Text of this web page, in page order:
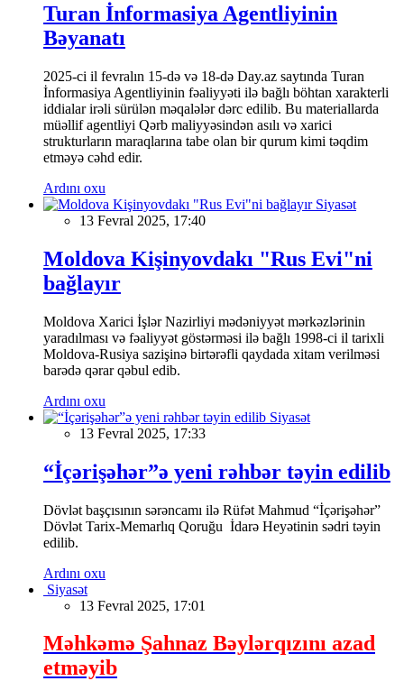
Turan İnformasiya Agentliyinin
Bəyanatı
2025-ci il fevralın 15-də və 18-də Day.az saytında Turan
İnformasiya Agentliyinin fəaliyyəti ilə bağlı böhtan xarakterli
iddialar irəli sürülən məqalələr dərc edilib. Bu materiallarda
müəllif agentliyi Qərb maliyyəsindən asılı və xarici
strukturların maraqlarına tabe olan bir qurum kimi təqdim
etməyə cəhd edir.
Ardını oxu
Siyasət
13 Fevral 2025, 17:40
Moldova Kişinyovdakı "Rus Evi"ni
bağlayır
Moldova Xarici İşlər Nazirliyi mədəniyyət mərkəzlərinin
yaradılması və fəaliyyət göstərməsi ilə bağlı 1998-ci il tarixli
Moldova-Rusiya sazişinə birtərəfli qaydada xitam verilməsi
barədə qərar qəbul edib.
Ardını oxu
Siyasət
13 Fevral 2025, 17:33
“İçərişəhər”ə yeni rəhbər təyin edilib
Dövlət başçısının sərəncamı ilə Rüfət Mahmud “İçərişəhər”
Dövlət Tarix-Memarlıq Qoruğu İdarə Heyətinin sədri təyin
edilib.
Ardını oxu
Siyasət
13 Fevral 2025, 17:01
Məhkəmə Şahnaz Bəylərqızını azad
etməyib